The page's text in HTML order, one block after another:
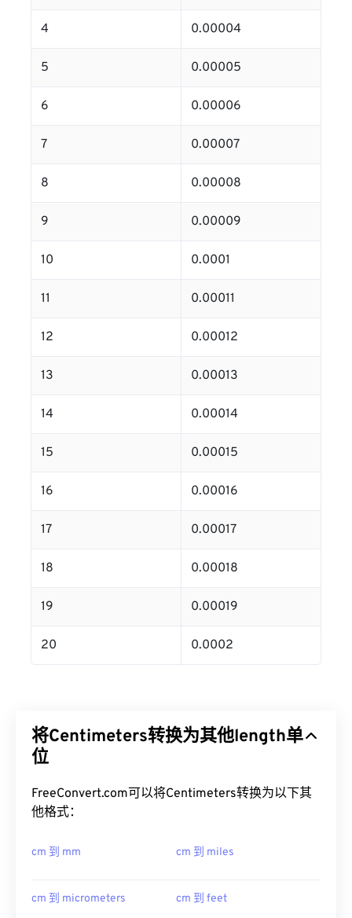
4 0.00004
5 0.00005
6 0.00006
7 0.00007
8 0.00008
9 0.00009
10 0.0001
11 0.00011
12 0.00012
13 0.00013
14 0.00014
15 0.00015
16 0.00016
17 0.00017
18 0.00018
19 0.00019
20 0.0002
将Centimeters转换为其他length单
位
FreeConvert.com可以将Centimeters转换为以下其
他格式：
cm 到 mm cm 到 miles
cm 到 micrometers cm 到 feet